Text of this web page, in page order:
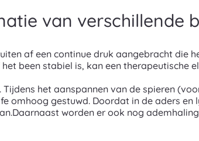
van verschillende
af een continue druk aangebracht die
been stabiel is, kan een therapeutische
het aanspannen van de spieren
omhoog gestuwd. Doordat in de aders en
worden er ook nog